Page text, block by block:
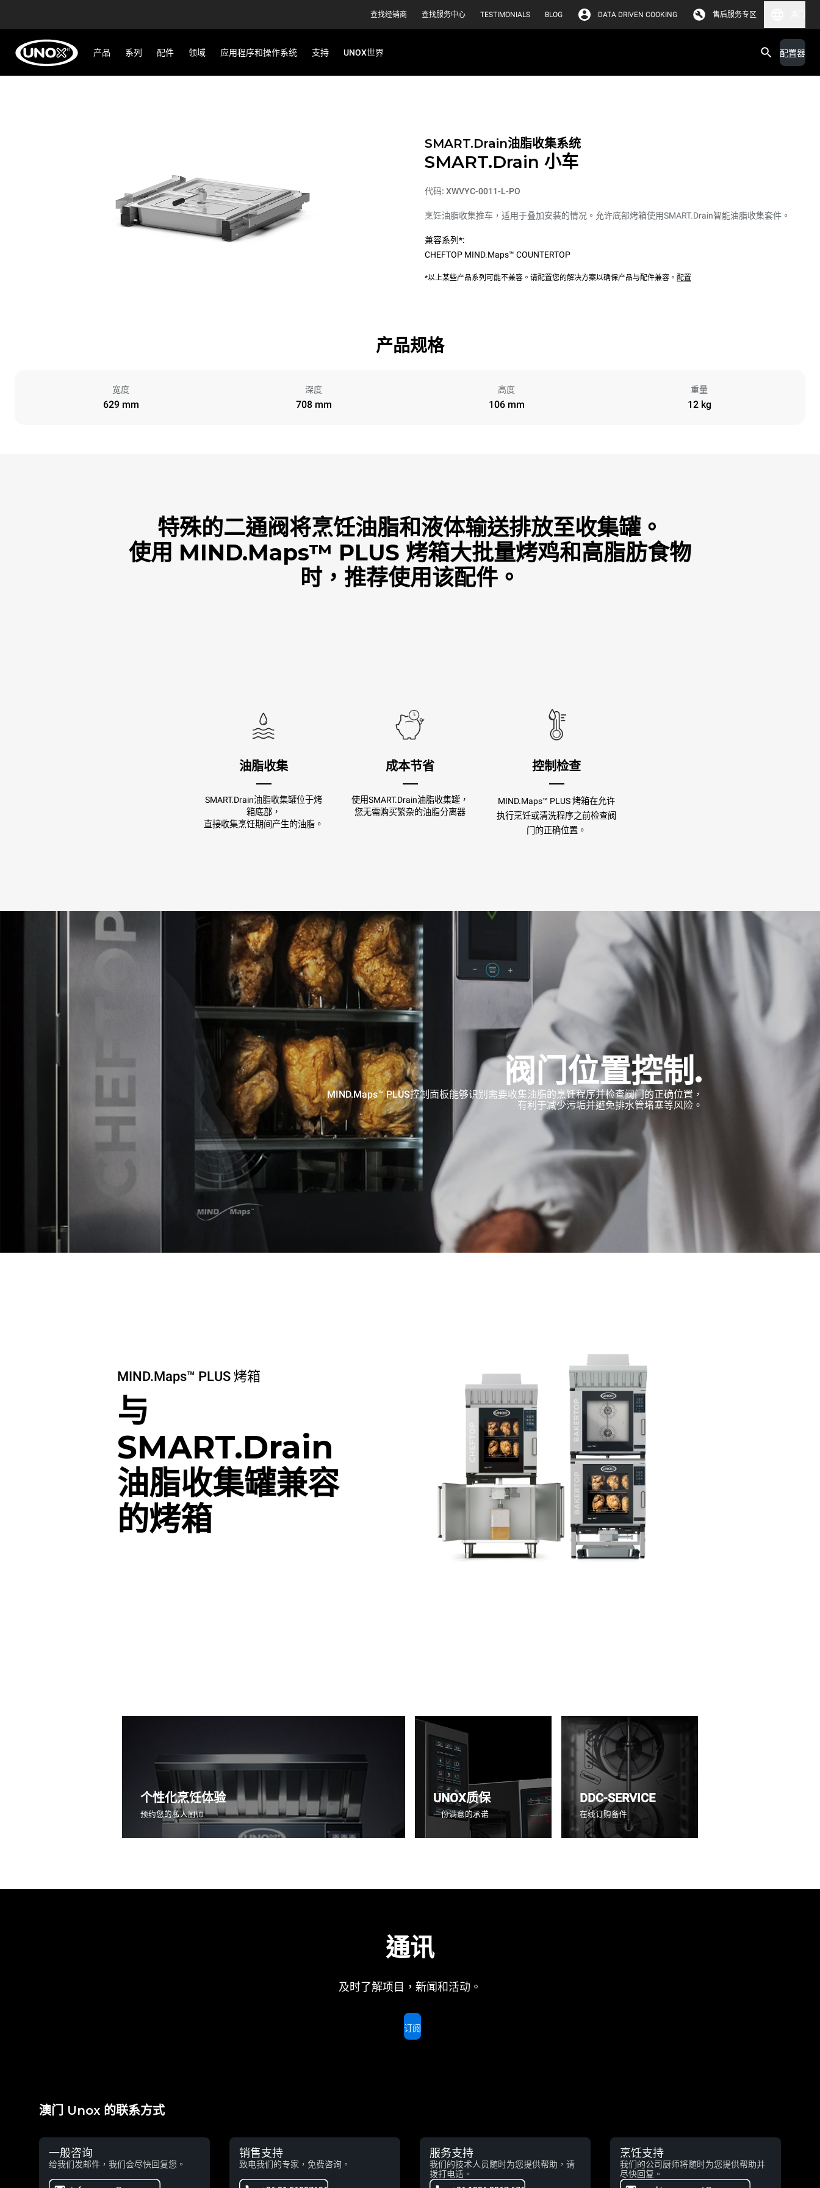
查找经销商 查找服务中心 TESTIMONIALS BLOG DATA DRIVEN COOKING 售后服务专区
产品 系列 配件 领域 应用程序和操作系统 支持 UNOX世界 配置器
SMART.Drain油脂收集系统
SMART.Drain 小车
代码: XWVYC-0011-L-PO
烹饪油脂收集推车，适用于叠加安装的情况。允许底部烤箱使用SMART.Drain智能油脂收集套件。
兼容系列*:
CHEFTOP MIND.Maps™ COUNTERTOP
*以上某些产品系列可能不兼容。请配置您的解决方案以确保产品与配件兼容。 配置
产品规格
宽度
629 mm
深度
708 mm
高度
106 mm
重量
12 kg
特殊的二通阀将烹饪油脂和液体输送排放至收集罐。
使用 MIND.Maps™ PLUS 烤箱大批量烤鸡和高脂肪食物
时，推荐使用该配件。
油脂收集
SMART.Drain油脂收集罐位于烤
箱底部，
直接收集烹饪期间产生的油脂。
成本节省
使用SMART.Drain油脂收集罐，
您无需购买繁杂的油脂分离器
控制检查
MIND.Maps™ PLUS 烤箱在允许
执行烹饪或清洗程序之前检查阀
门的正确位置。
阀门位置控制.
MIND.Maps™ PLUS控制面板能够识别需要收集油脂的烹饪程序并检查阀门的正确位置，
有利于减少污垢并避免排水管堵塞等风险。
MIND.Maps™ PLUS 烤箱
与
SMART.Drain
油脂收集罐兼容
的烤箱
个性化烹饪体验
预约您的私人厨师
UNOX质保
一份满意的承诺
DDC-SERVICE
在线订购备件
通讯
及时了解项目，新闻和活动。
订阅
澳门 Unox 的联系方式
一般咨询
给我们发邮件，我们会尽快回复您。
销售支持
致电我们的专家，免费咨询。
服务支持
我们的技术人员随时为您提供帮助，请
拨打电话。
烹饪支持
我们的公司厨师将随时为您提供帮助并
尽快回复。